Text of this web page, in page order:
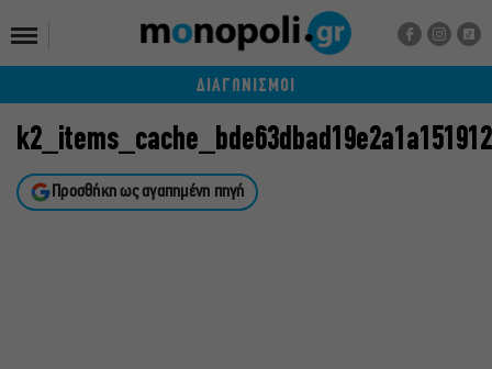
ΔΙΑΓΩΝΙΣΜΟΙ
Προσθήκη ως αγαπημένη πηγή